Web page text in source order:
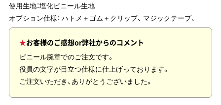
使用生地：塩化ビニール生地
オプション仕様： ハトメ＋ゴム＋クリップ、 マジックテープ、
お客様のご感想or弊社からのコメント
ビニール腕章でのご注文です。
役員の文字が目立つ仕様に仕上げっております。
ご注文いただき、ありがとうございました。